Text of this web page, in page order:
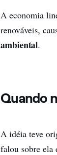
A economia
renováveis,
ambiental.
Quando
A idéia teve
falou sobre ela